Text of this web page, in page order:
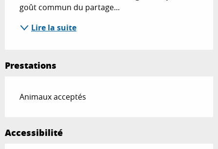
goût commun du partage...
Lire la suite
Prestations
Animaux acceptés
Accessibilité